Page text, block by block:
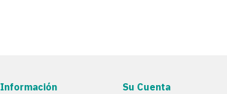
Información Su Cuenta